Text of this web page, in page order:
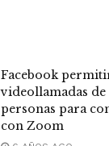
Facebook
videollamadas de
personas para
con Zoom